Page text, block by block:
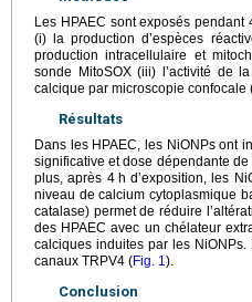
Les HPAEC sont exposés pendant
(i) la production d’espèces
production intracellulaire et
sonde MitoSOX (iii) l’activité de
calcique par microscopie confocale
Résultats
Dans les HPAEC, les NiONPs ont
significative et dose dépendante
plus, après 4 h d’exposition, les
niveau de calcium cytoplasmique
catalase) permet de réduire
des HPAEC avec un chélateur
calciques induites par les
canaux TRPV4 (Fig. 1 ).
Conclusion